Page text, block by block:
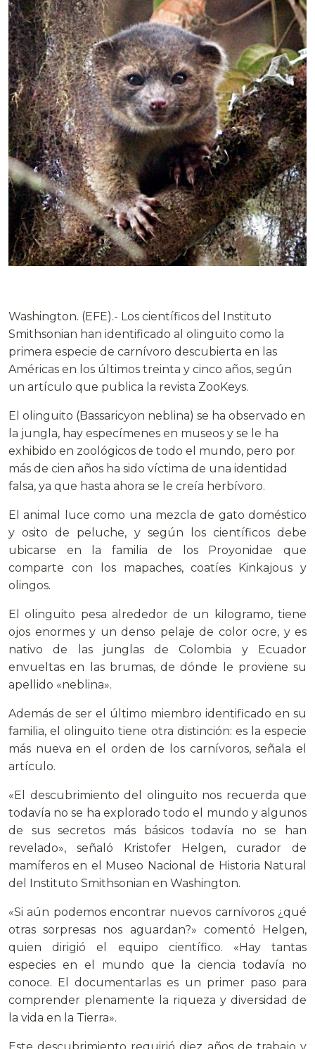
Washington. (EFE).- Los científicos del Instituto
Smithsonian han identificado al olinguito como la
primera especie de carnívoro descubierta en las
Américas en los últimos treinta y cinco años, según
un artículo que publica la revista ZooKeys.
El olinguito (Bassaricyon neblina) se ha observado en
la jungla, hay especímenes en museos y se le ha
exhibido en zoológicos de todo el mundo, pero por
más de cien años ha sido víctima de una identidad
falsa, ya que hasta ahora se le creía herbívoro.
El animal luce como una mezcla de gato doméstico
y osito de peluche, y según los científicos debe
ubicarse en la familia de los Proyonidae que
comparte con los mapaches, coatíes Kinkajous y
olingos.
El olinguito pesa alrededor de un kilogramo, tiene
ojos enormes y un denso pelaje de color ocre, y es
nativo de las junglas de Colombia y Ecuador
envueltas en las brumas, de dónde le proviene su
apellido «neblina».
Además de ser el último miembro identificado en su
familia, el olinguito tiene otra distinción: es la especie
más nueva en el orden de los carnívoros, señala el
artículo.
«El descubrimiento del olinguito nos recuerda que
todavía no se ha explorado todo el mundo y algunos
de sus secretos más básicos todavía no se han
revelado», señaló Kristofer Helgen, curador de
mamíferos en el Museo Nacional de Historia Natural
del Instituto Smithsonian en Washington.
«Si aún podemos encontrar nuevos carnívoros ¿qué
otras sorpresas nos aguardan?» comentó Helgen,
quien dirigió el equipo científico. «Hay tantas
especies en el mundo que la ciencia todavía no
conoce. El documentarlas es un primer paso para
comprender plenamente la riqueza y diversidad de
la vida en la Tierra».
Este descubrimiento requirió diez años de trabajo y